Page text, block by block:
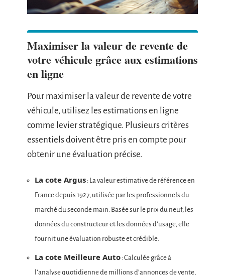
Maximiser la valeur de revente de
votre véhicule grâce aux estimations
en ligne
Pour maximiser la valeur de revente de votre
véhicule, utilisez les estimations en ligne
comme levier stratégique. Plusieurs critères
essentiels doivent être pris en compte pour
obtenir une évaluation précise.
La cote Argus : La valeur estimative de référence en
France depuis 1927, utilisée par les professionnels du
marché du seconde main. Basée sur le prix du neuf, les
données du constructeur et les données d’usage, elle
fournit une évaluation robuste et crédible.
La cote Meilleure Auto : Calculée grâce à
l’analyse quotidienne de millions d’annonces de vente,